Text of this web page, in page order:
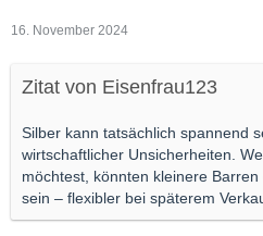
16. November 2024
Zitat von Eisenfrau123
Silber kann tatsächlich spannend
wirtschaftlicher Unsicherheiten.
möchtest, könnten kleinere
sein – flexibler bei späterem